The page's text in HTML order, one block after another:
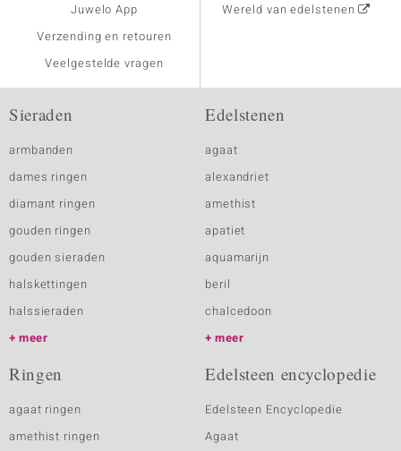
Juwelo App
Verzending en retouren
Veelgestelde vragen
Wereld van edelstenen
Sieraden
armbanden
dames ringen
diamant ringen
gouden ringen
gouden sieraden
halskettingen
halssieraden
meer
Edelstenen
agaat
alexandriet
amethist
apatiet
aquamarijn
beril
chalcedoon
meer
Ringen
agaat ringen
amethist ringen
Edelsteen encyclopedie
Edelsteen Encyclopedie
Agaat